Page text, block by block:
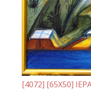
[4072] [65Χ50]